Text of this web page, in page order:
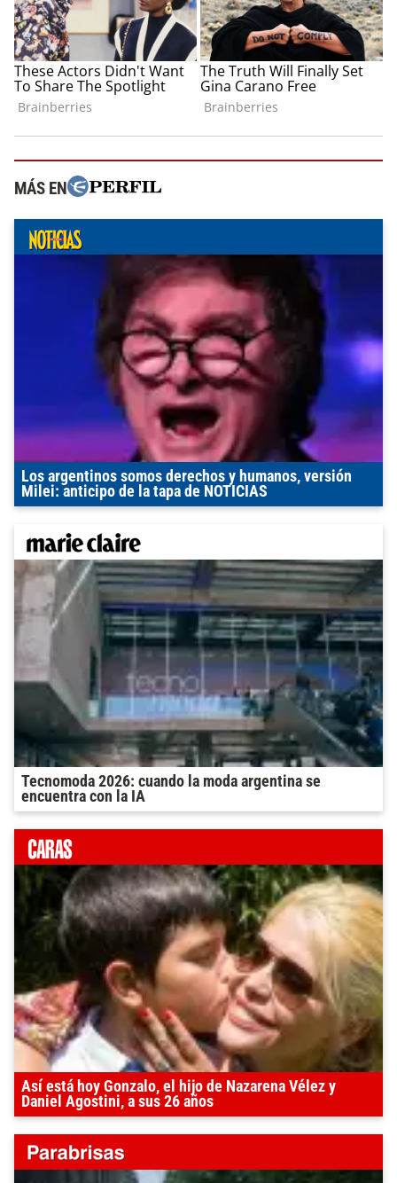
MÁS EN
Los argentinos somos derechos y humanos, versión
Milei: anticipo de la tapa de NOTICIAS
Tecnomoda 2026: cuando la moda argentina se
encuentra con la IA
Así está hoy Gonzalo, el hijo de Nazarena Vélez y
Daniel Agostini, a sus 26 años